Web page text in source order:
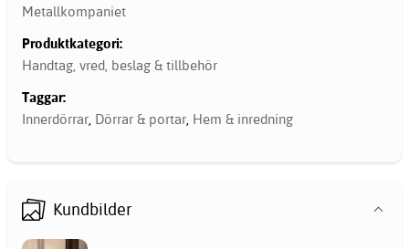
Metallkompaniet
Produktkategori:
Handtag, vred, beslag & tillbehör
Taggar:
Innerdörrar, Dörrar & portar, Hem & inredning
Kundbilder